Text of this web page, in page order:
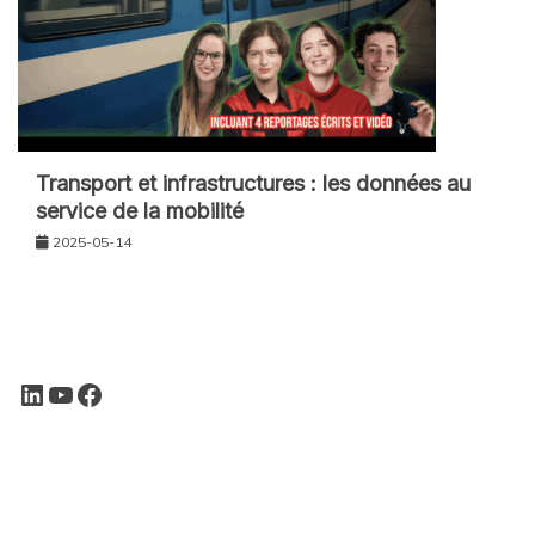
Transport et infrastructures : les données au
service de la mobilité
2025-05-14